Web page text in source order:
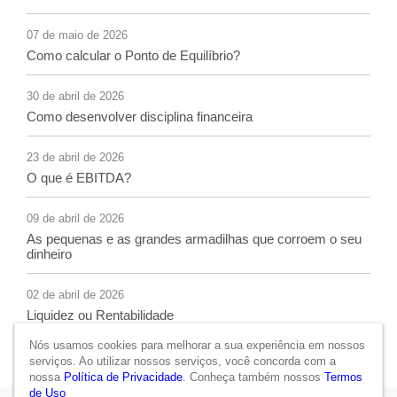
07 de maio de 2026
Como calcular o Ponto de Equilíbrio?
30 de abril de 2026
Como desenvolver disciplina financeira
23 de abril de 2026
O que é EBITDA?
09 de abril de 2026
As pequenas e as grandes armadilhas que corroem o seu
dinheiro
02 de abril de 2026
Liquidez ou Rentabilidade
Nós usamos cookies para melhorar a sua experiência em nossos
serviços. Ao utilizar nossos serviços, você concorda com a
nossa Política de Privacidade. Conheça também nossos Termos
de Uso